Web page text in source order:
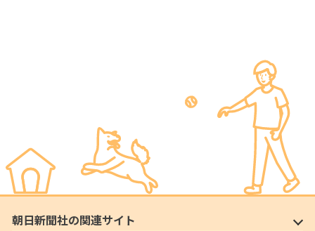
朝日新聞社の関連サイト